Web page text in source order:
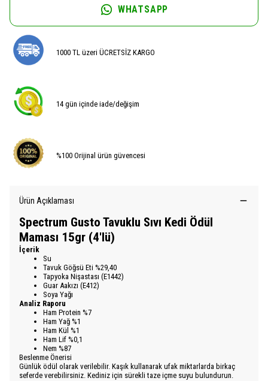
WHATSAPP
1000 TL üzeri ÜCRETSİZ KARGO
14 gün içinde iade/değişim
%100 Orijinal ürün güvencesi
Ürün Açıklaması
Spectrum Gusto Tavuklu Sıvı Kedi Ödül
Maması 15gr (4'lü)
İçerik
Su
Tavuk Göğsü Eti %29,40
Tapyoka Nişastası (E1442)
Guar Aakızı (E412)
Soya Yağı
Analiz Raporu
Ham Protein %7
Ham Yağ %1
Ham Kül %1
Ham Lif %0,1
Nem %87
Beslenme Önerisi
Günlük ödül olarak verilebilir. Kaşık kullanarak ufak miktarlarda birkaç
seferde verebilirsiniz. Kediniz için sürekli taze içme suyu bulundurun.